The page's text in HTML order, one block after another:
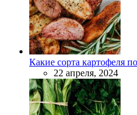
Какие сорта картофеля
22 апреля, 2024